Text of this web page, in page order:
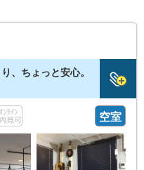
、ちょっと安心。
空室